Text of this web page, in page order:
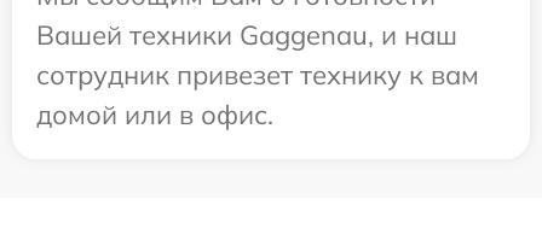
Вашей техники Gaggenau, и наш
сотрудник привезет технику к вам
домой или в офис.